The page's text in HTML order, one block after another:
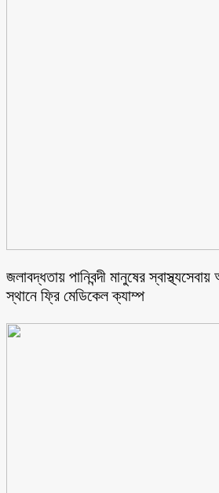
জলাবদ্ধতায় পানিবন্দী মানুষের
স্থানে ফ্রি মেডিকেল ক্যাম্প